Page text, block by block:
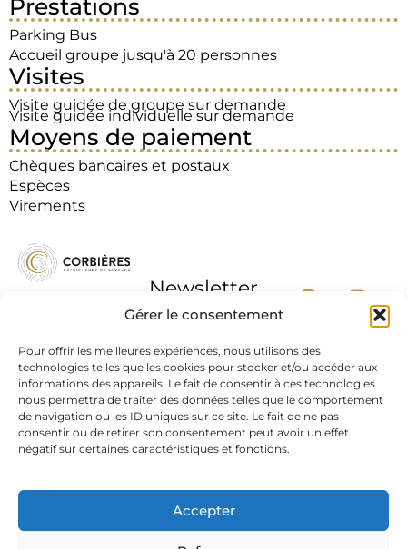
Gérer le consentement
Pour offrir les meilleures expériences, nous utilisons des
technologies telles que les cookies pour stocker et/ou accéder aux
informations des appareils. Le fait de consentir à ces technologies
nous permettra de traiter des données telles que le comportement
de navigation ou les ID uniques sur ce site. Le fait de ne pas
consentir ou de retirer son consentement peut avoir un effet
négatif sur certaines caractéristiques et fonctions.
Accepter
Prestations
Parking Bus
Accueil groupe jusqu'à 20 personnes
Visites
Visite guidée de groupe sur demande
Visite guidée individuelle sur demande
Moyens de paiement
Chèques bancaires et postaux
Espèces
Virements
Newsletter
J'accepte la
politique de
confidentialité
Mentions légales|Protection des données| Résonance